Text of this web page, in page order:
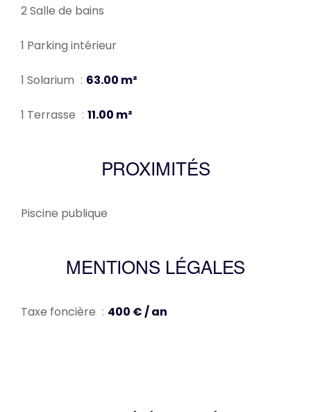
2 Salle de bains
1 Parking intérieur
1 Solarium 63.00 m²
1 Terrasse 11.00 m²
PROXIMITÉS
Piscine publique
MENTIONS LÉGALES
Taxe foncière 400 € / an